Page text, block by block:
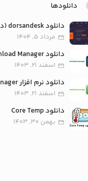
دانلودها
دانلود dorsandesk (دورسان دسک)
مرداد 5, 1404
دانلود Free Download Manager
اسفند 21, 1403
دانلود نرم افزار Neat Download Manager
اسفند 21, 1403
دانلود Core Temp
بهمن 30, 1403